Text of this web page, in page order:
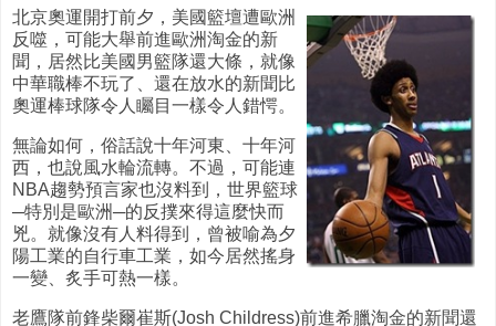
北京奧運開打前夕，美國籃壇遭歐洲
反噬，可能大舉前進歐洲淘金的新
聞，居然比美國男籃隊還大條，就像
中華職棒不玩了、還在放水的新聞比
奧運棒球隊令人矚目一樣令人錯愕。
無論如何，俗話說十年河東、十年河
西，也說風水輪流轉。不過，可能連
NBA趨勢預言家也沒料到，世界籃球
─特別是歐洲─的反撲來得這麼快而
兇。就像沒有人料得到，曾被喻為夕
陽工業的自行車工業，如今居然搖身
一變、炙手可熱一樣。
老鷹隊前鋒柴爾崔斯(Josh Childress)前進希臘淘金的新聞還